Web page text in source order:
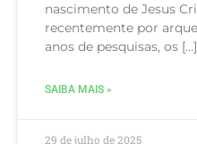
nascimento de Jesus
recentemente por
anos de pesquisas, os […]
SAIBA MAIS »
29 de julho de 2025